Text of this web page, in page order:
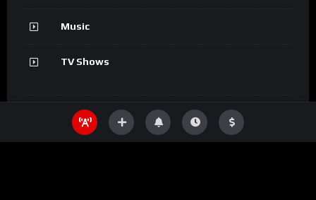
Music
TV Shows
Information